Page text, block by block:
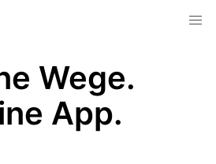
Wege.
App.